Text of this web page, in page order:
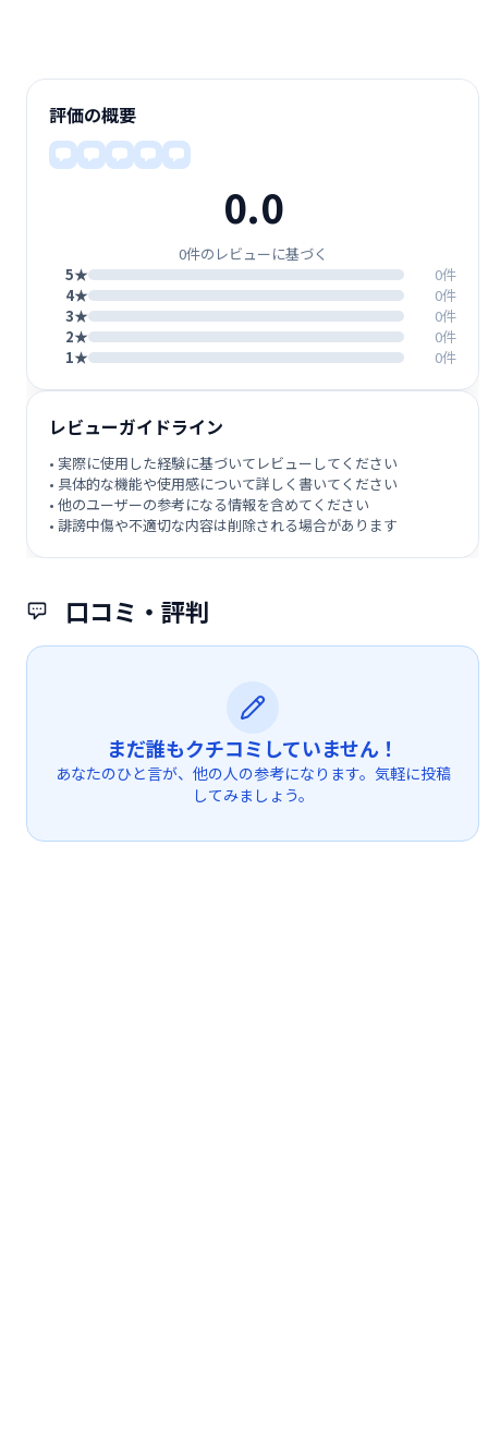
口コミ・評判
まだ誰もクチコミしていません！
あなたのひと言が、他の人の参考になります。気軽に投稿
してみましょう。
評価の概要
0.0
0件のレビューに基づく
5★
0件
4★
0件
3★
0件
2★
0件
1★
0件
レビューガイドライン
• 実際に使用した経験に基づいてレビューしてください
• 具体的な機能や使用感について詳しく書いてください
• 他のユーザーの参考になる情報を含めてください
• 誹謗中傷や不適切な内容は削除される場合があります